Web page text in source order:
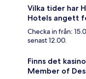
Vilka tider har
Hotels angett
Checka in från:
senast 12.00.
Finns det
Member of